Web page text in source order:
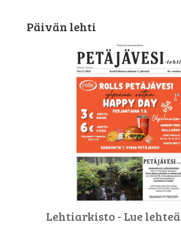
Päivän lehti
Lehtiarkisto - Lue